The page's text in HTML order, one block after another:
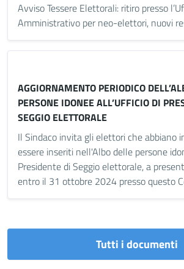
Avviso Tessere Elettorali: ritiro presso
Amministrativo per neo-elettori, nuovi
AGGIORNAMENTO PERIODICO
PERSONE IDONEE ALL’UFFICIO DI
SEGGIO ELETTORALE
Il Sindaco invita gli elettori che abbiano
essere inseriti nell'Albo delle persone
Presidente di Seggio elettorale, a
entro il 31 ottobre 2024 presso questo
Tutti i documenti